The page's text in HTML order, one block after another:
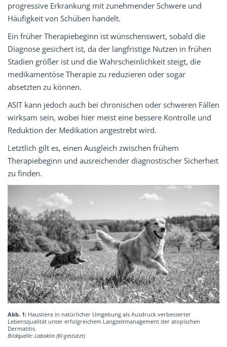
progressive Erkrankung mit zunehmender Schwere und
Häufigkeit von Schüben handelt.
Ein früher Therapiebeginn ist wünschenswert, sobald die
Diagnose gesichert ist, da der langfristige Nutzen in frühen
Stadien größer ist und die Wahrscheinlichkeit steigt, die
medikamentöse Therapie zu reduzieren oder sogar
absetzten zu können.
ASIT kann jedoch auch bei chronischen oder schweren Fällen
wirksam sein, wobei hier meist eine bessere Kontrolle und
Reduktion der Medikation angestrebt wird.
Letztlich gilt es, einen Ausgleich zwischen frühem
Therapiebeginn und ausreichender diagnostischer Sicherheit
zu finden.
Abb. 1: Haustiere in natürlicher Umgebung als Ausdruck verbesserter
Lebensqualität unter erfolgreichem Langzeitmanagement der atopischen
Dermatitis.
Bildquelle: Laboklin (KI-gestützt)